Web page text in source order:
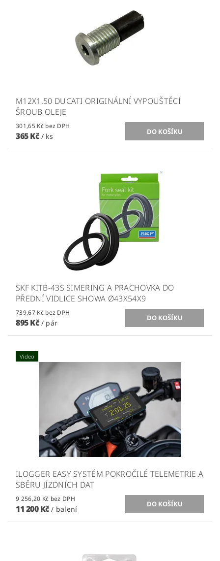
M12X1.50 DUCATI ORIGINÁLNÍ VYPOUŠTĚCÍ
ŠROUB OLEJE
301,65 Kč bez DPH
365 Kč / ks
SKF KITB-43S SIMERING A PRACHOVKA DO
PŘEDNÍ VIDLICE SHOWA Ø43X54X9
739,67 Kč bez DPH
895 Kč / pár
Video
ILOGGER EASY SYSTÉM POKROČILÉ TELEMETRIE A
SBĚRU JÍZDNÍCH DAT
9 256,20 Kč bez DPH
11 200 Kč/ balení